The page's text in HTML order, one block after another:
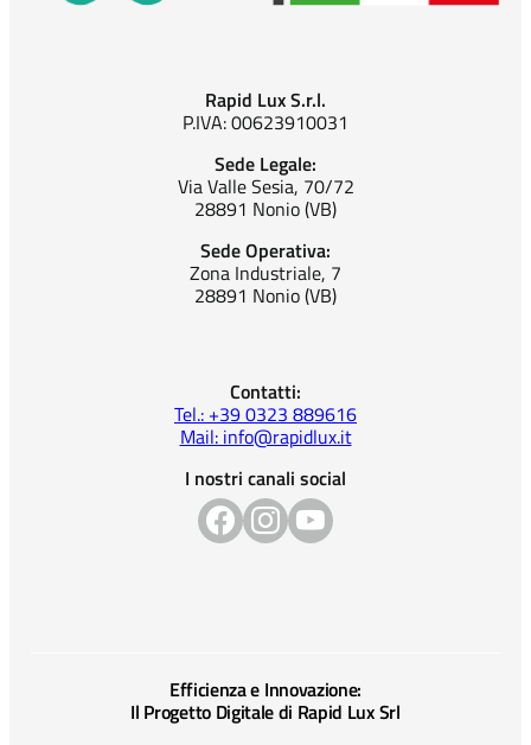
Rapid Lux S.r.l.
P.IVA: 00623910031
Sede Legale:
Via Valle Sesia, 70/72
28891 Nonio (VB)
Sede Operativa:
Zona Industriale, 7
28891 Nonio (VB)
Contatti:
Tel.: +39 0323 889616
Mail: info@rapidlux.it
I nostri canali social
Efficienza e Innovazione:
Il Progetto Digitale di Rapid Lux Srl